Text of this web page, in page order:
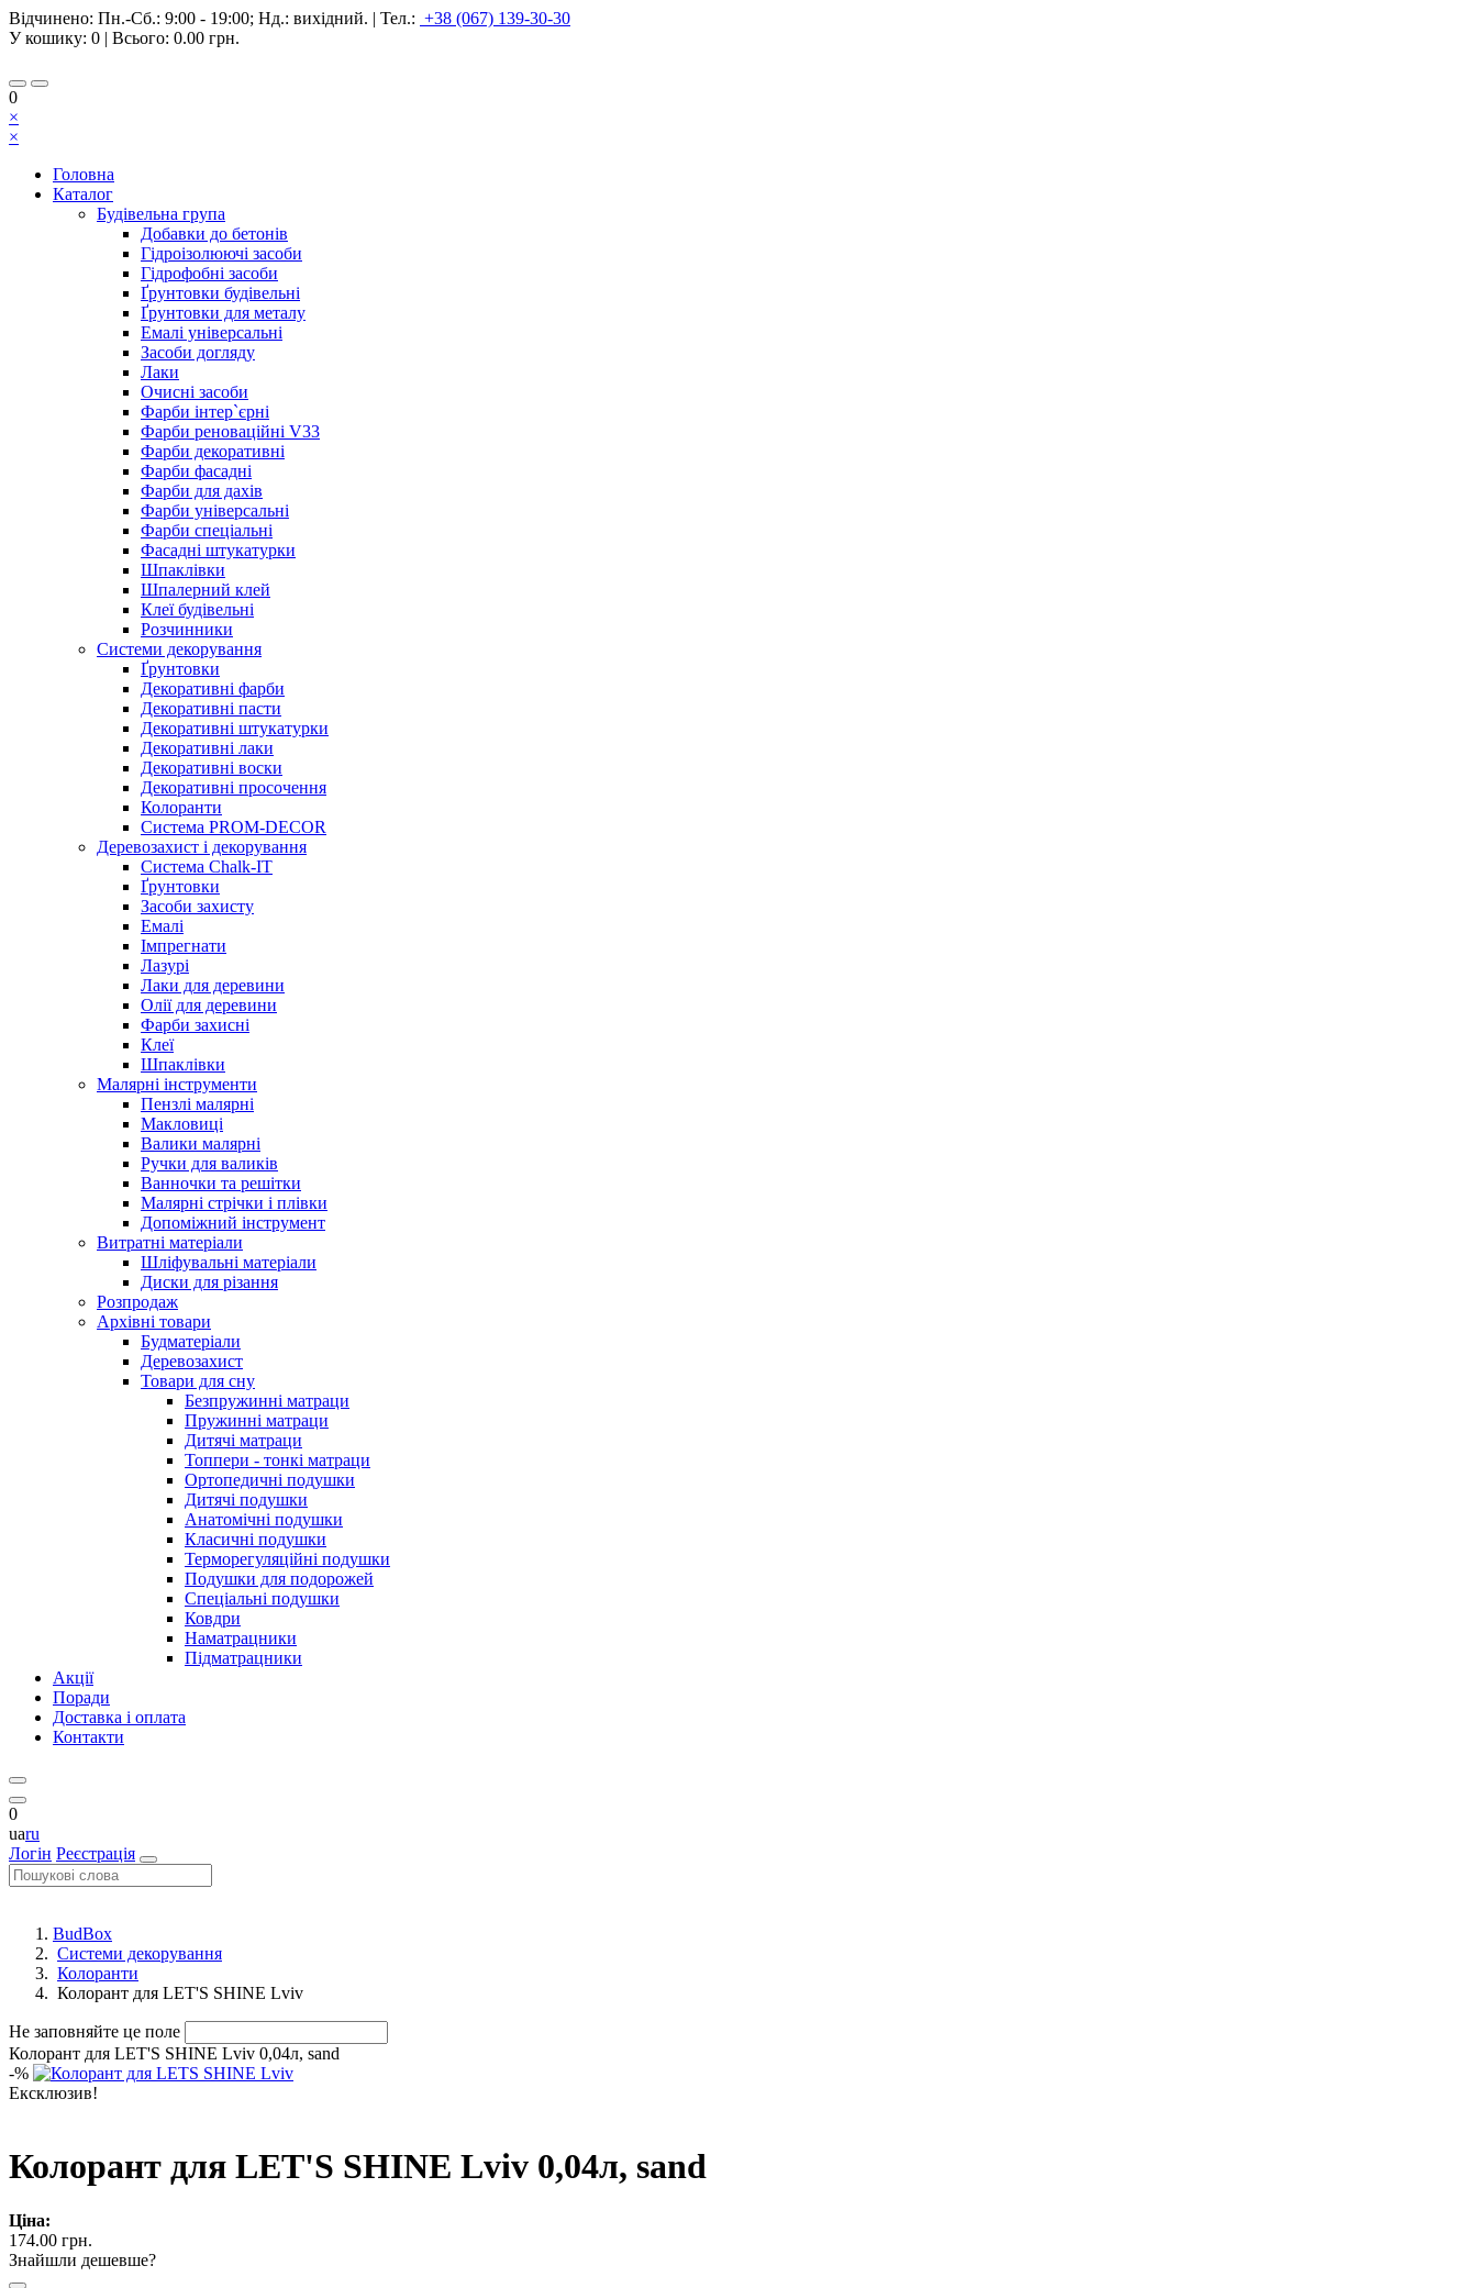
Відчинено: Пн.-Сб.: 9:00 - 19:00; Нд.: вихідний. | Тел.: +38 (067) 139-30-30
У кошику: 0 | Всього: 0.00 грн.
0
×
×
Головна
Каталог
Будівельна група
Добавки до бетонів
Гідроізолюючі засоби
Гідрофобні засоби
Ґрунтовки будівельні
Ґрунтовки для металу
Емалі універсальні
Засоби догляду
Лаки
Очисні засоби
Фарби інтер`єрні
Фарби реноваційні V33
Фарби декоративні
Фарби фасадні
Фарби для дахів
Фарби універсальні
Фарби спеціальні
Фасадні штукатурки
Шпаклівки
Шпалерний клей
Клеї будівельні
Розчинники
Системи декорування
Ґрунтовки
Декоративні фарби
Декоративні пасти
Декоративні штукатурки
Декоративні лаки
Декоративні воски
Декоративні просочення
Колоранти
Система PROM-DECOR
Деревозахист і декорування
Система Chalk-IT
Ґрунтовки
Засоби захисту
Емалі
Імпрегнати
Лазурі
Лаки для деревини
Олії для деревини
Фарби захисні
Клеї
Шпаклівки
Малярні інструменти
Пензлі малярні
Макловиці
Валики малярні
Ручки для валиків
Ванночки та решітки
Малярні стрічки і плівки
Допоміжний інструмент
Витратні матеріали
Шліфувальні матеріали
Диски для різання
Розпродаж
Архівні товари
Будматеріали
Деревозахист
Товари для сну
Безпружинні матраци
Пружинні матраци
Дитячі матраци
Топпери - тонкі матраци
Ортопедичні подушки
Дитячі подушки
Анатомічні подушки
Класичні подушки
Терморегуляційні подушки
Подушки для подорожей
Спеціальні подушки
Ковдри
Наматрацники
Підматрацники
Акції
Поради
Доставка і оплата
Контакти
0
uaru
Логін Реєстрація
BudBox
Системи декорування
Колоранти
Колорант для LET'S SHINE Lviv
Не заповняйте це поле
Колорант для LET'S SHINE Lviv 0,04л, sand
-%
Ексклюзив!
Колорант для LET'S SHINE Lviv 0,04л, sand
Ціна:
174.00 грн.
Знайшли дешевше?